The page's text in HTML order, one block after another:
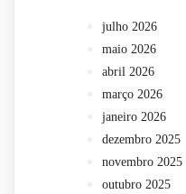
julho 2026
maio 2026
abril 2026
março 2026
janeiro 2026
dezembro 2025
novembro 2025
outubro 2025